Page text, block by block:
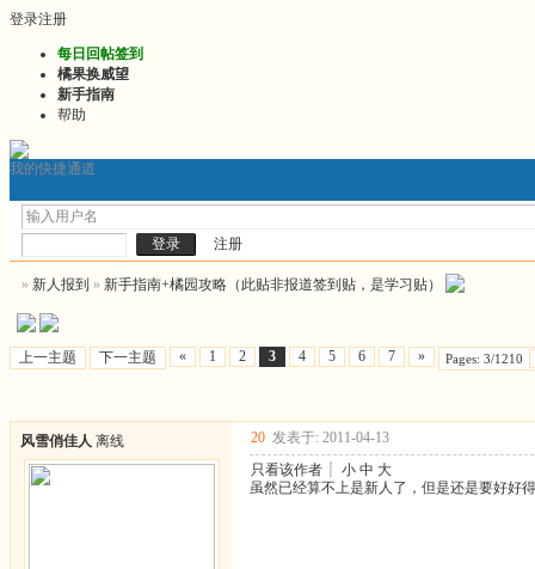
登录注册
每日回帖签到
橘果换威望
新手指南
帮助
我的快捷通道
论坛
注册
» 新人报到 » 新手指南+橘园攻略（此贴非报道签到贴，是学习贴）
上一主题 下一主题 « 1 2 3 4 5 6 7 » Pages: 3/1210
风雪俏佳人 离线 20 发表于: 2011-04-13
只看该作者 ┊ 小 中 大
虽然已经算不上是新人了，但是还是要好好